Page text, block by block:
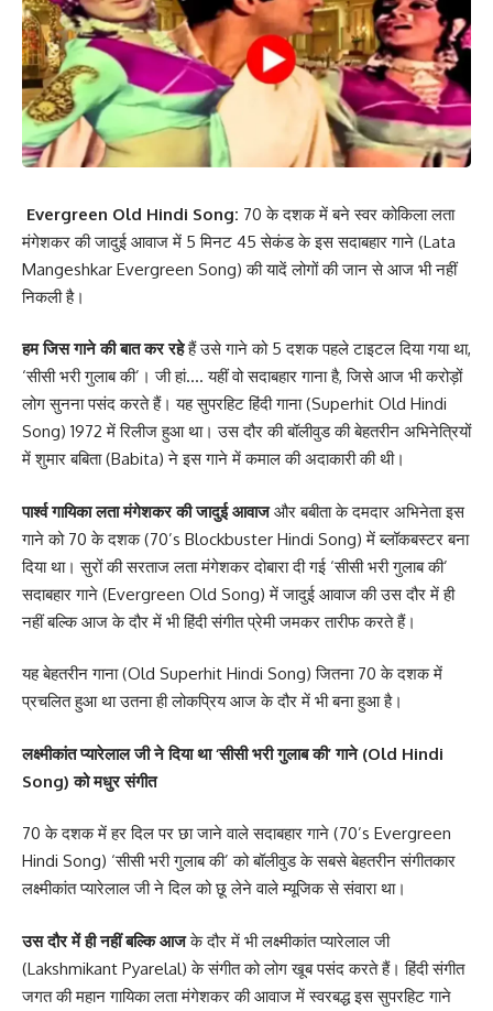
Evergreen Old Hindi Song: 70 के दशक में बने स्वर कोकिला लता
मंगेशकर की जादुई आवाज में 5 मिनट 45 सेकंड के इस सदाबहार गाने (Lata
Mangeshkar Evergreen Song) की यादें लोगों की जान से आज भी नहीं
निकली है।
हम जिस गाने की बात कर रहेहैं उसे गाने को 5 दशक पहले टाइटल दिया गया था,
‘सीसी भरी गुलाब की’। जी हां…. यहीं वो सदाबहार गाना है, जिसे आज भी करोड़ों
लोग सुनना पसंद करते हैं। यह सुपरहिट हिंदी गाना (Superhit Old Hindi
Song) 1972 में रिलीज हुआ था। उस दौर की बॉलीवुड की बेहतरीन अभिनेत्रियों
में शुमार बबिता (Babita) ने इस गाने में कमाल की अदाकारी की थी।
पार्श्व गायिका लता मंगेशकर की जादुई आवाजऔर बबीता के दमदार अभिनेता इस
गाने को 70 के दशक (70’s Blockbuster Hindi Song) में ब्लॉकबस्टर बना
दिया था। सुरों की सरताज लता मंगेशकर दोबारा दी गई ‘सीसी भरी गुलाब की’
सदाबहार गाने (Evergreen Old Song) में जादुई आवाज की उस दौर में ही
नहीं बल्कि आज के दौर में भी हिंदी संगीत प्रेमी जमकर तारीफ करते हैं।
यह बेहतरीन गाना (Old Superhit Hindi Song) जितना 70 के दशक में
प्रचलित हुआ था उतना ही लोकप्रिय आज के दौर में भी बना हुआ है।
लक्ष्मीकांत प्यारेलाल जी ने दिया था ‘सीसी भरी गुलाब की’ गाने (Old Hindi
Song) को मधुर संगीत
70 के दशक में हर दिल पर छा जाने वाले सदाबहार गाने (70’s Evergreen
Hindi Song) ‘सीसी भरी गुलाब की’ को बॉलीवुड के सबसे बेहतरीन संगीतकार
लक्ष्मीकांत प्यारेलाल जी ने दिल को छू लेने वाले म्यूजिक से संवारा था।
उस दौर में ही नहीं बल्कि आजके दौर में भी लक्ष्मीकांत प्यारेलाल जी
(Lakshmikant Pyarelal) के संगीत को लोग खूब पसंद करते हैं। हिंदी संगीत
जगत की महान गायिका लता मंगेशकर की आवाज में स्वरबद्ध इस सुपरहिट गाने